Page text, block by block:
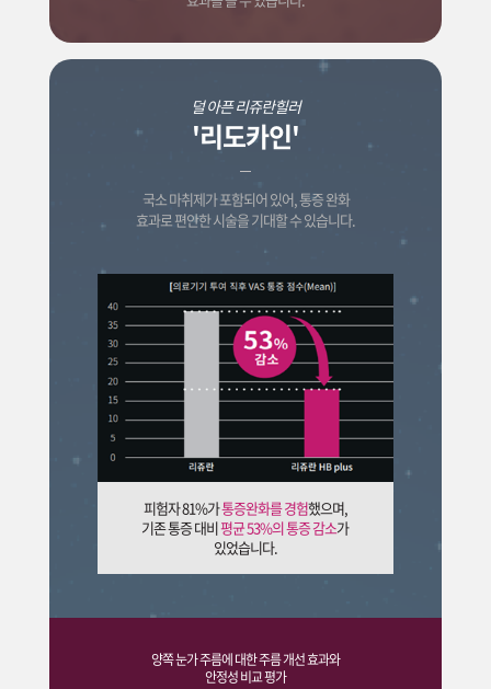
덜 아픈 리쥬란힐러
'리도카인'
국소 마취제가 포함되어 있어, 통증 완화
효과로 편안한 시술을 기대할 수 있습니다.
피험자 81%가통증완화를 경험했으며,
기존 통증 대비평균 53%의 통증 감소가
있었습니다.
양쪽 눈가 주름에 대한 주름 개선 효과와
안정성 비교 평가